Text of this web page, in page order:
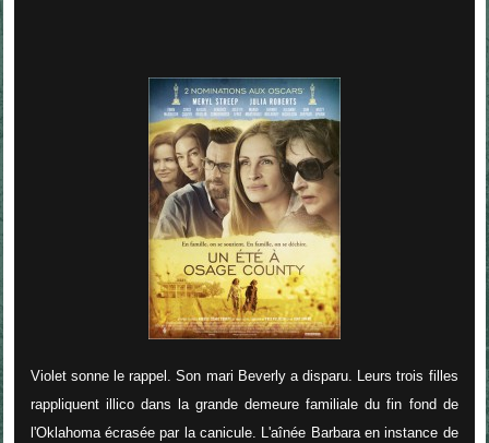
Violet sonne le rappel. Son mari Beverly a disparu. Leurs trois filles
rappliquent illico dans la grande demeure familiale du fin fond de
l'Oklahoma écrasée par la canicule. L'aînée Barbara en instance de